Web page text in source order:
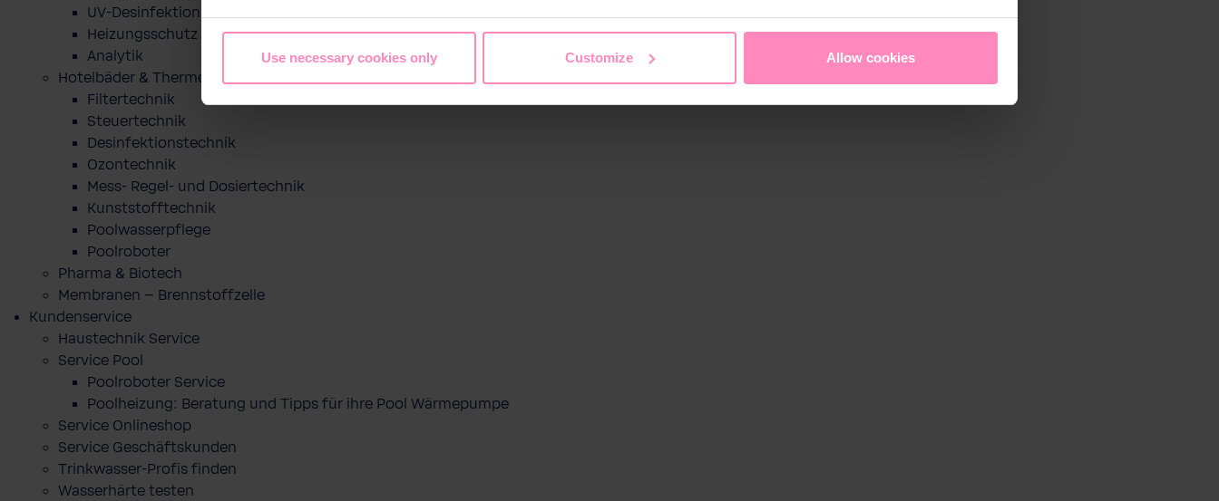
Use necessary cookies only Customize Allow cookies
UV-Desinfektion
Heizungsschutz
Analytik
Hotelbäder & Thermen
Filtertechnik
Steuertechnik
Desinfektionstechnik
Ozontechnik
Mess- Regel- und Dosiertechnik
Kunststofftechnik
Poolwasserpflege
Poolroboter
Pharma & Biotech
Membranen – Brennstoffzelle
Kundenservice
Haustechnik Service
Service Pool
Poolroboter Service
Poolheizung: Beratung und Tipps für ihre Pool Wärmepumpe
Service Onlineshop
Service Geschäftskunden
Trinkwasser-Profis finden
Wasserhärte testen